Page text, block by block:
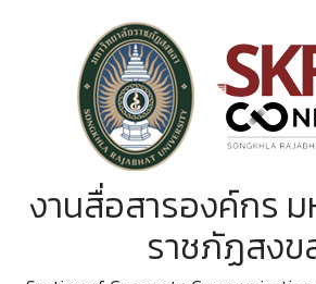
งานสื่อสารองค์กร
ราชภัฏสงข